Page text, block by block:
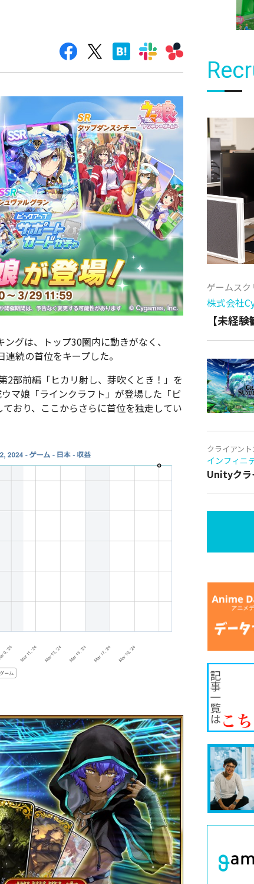
グは、トップ30圏内に動きがなく、
続の首位をキープした。
2部前編「ヒカリ射し、芽吹くとき！」を
マ娘「ラインクラフト」が登場した「ピ
おり、ここからさらに首位を独走してい
ゲームスク
株式会社
【未経
クライアン
インフィニ
Unityクラ